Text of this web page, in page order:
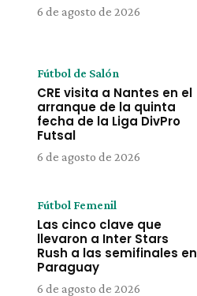
6 de agosto de 2026
Fútbol de Salón
CRE visita a Nantes en el
arranque de la quinta
fecha de la Liga DivPro
Futsal
6 de agosto de 2026
Fútbol Femenil
Las cinco clave que
llevaron a Inter Stars
Rush a las semifinales en
Paraguay
6 de agosto de 2026